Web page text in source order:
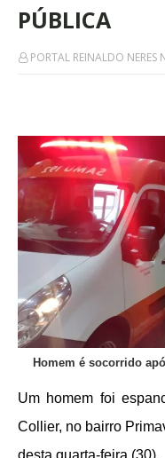
PÚBLICA
PORTAL REINALDO NERES
Homem é socorrido
Um homem foi
Collier, no bairro
desta quarta-feira (30).